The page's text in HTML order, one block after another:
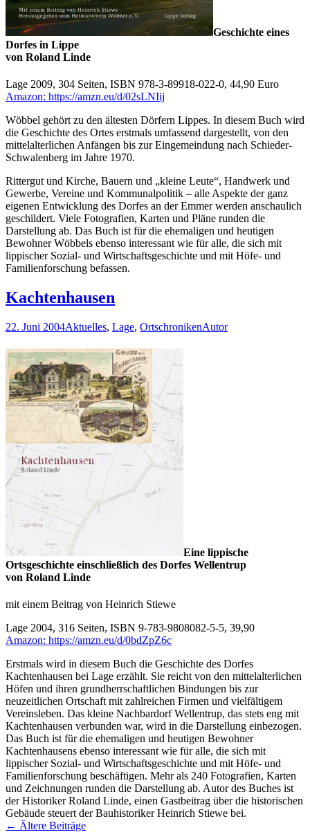
Geschichte eines
Dorfes in Lippe
von Roland Linde
Lage 2009, 304 Seiten, ISBN 978-3-89918-022-0, 44,90 Euro
Amazon: https://amzn.eu/d/02sLNIij
Wöbbel gehört zu den ältesten Dörfern Lippes. In diesem Buch wird
die Geschichte des Ortes erstmals umfassend dargestellt, von den
mittelalterlichen Anfängen bis zur Eingemeindung nach Schieder-
Schwalenberg im Jahre 1970.
Rittergut und Kirche, Bauern und „kleine Leute“, Handwerk und
Gewerbe, Vereine und Kommunalpolitik – alle Aspekte der ganz
eigenen Entwicklung des Dorfes an der Emmer werden anschaulich
geschildert. Viele Fotografien, Karten und Pläne runden die
Darstellung ab. Das Buch ist für die ehemaligen und heutigen
Bewohner Wöbbels ebenso interessant wie für alle, die sich mit
lippischer Sozial- und Wirtschaftsgeschichte und mit Höfe- und
Familienforschung befassen.
Kachtenhausen
22. Juni 2004Aktuelles, Lage, OrtschronikenAutor
Eine lippische
Ortsgeschichte einschließlich des Dorfes Wellentrup
von Roland Linde
mit einem Beitrag von Heinrich Stiewe
Lage 2004, 316 Seiten, ISBN 9-783-9808082-5-5, 39,90
Amazon: https://amzn.eu/d/0bdZpZ6c
Erstmals wird in diesem Buch die Geschichte des Dorfes
Kachtenhausen bei Lage erzählt. Sie reicht von den mittelalterlichen
Höfen und ihren grundherrschaftlichen Bindungen bis zur
neuzeitlichen Ortschaft mit zahlreichen Firmen und vielfältigem
Vereinsleben. Das kleine Nachbardorf Wellentrup, das stets eng mit
Kachtenhausen verbunden war, wird in die Darstellung einbezogen.
Das Buch ist für die ehemaligen und heutigen Bewohner
Kachtenhausens ebenso interessant wie für alle, die sich mit
lippischer Sozial- und Wirtschaftsgeschichte und mit Höfe- und
Familienforschung beschäftigen. Mehr als 240 Fotografien, Karten
und Zeichnungen runden die Darstellung ab. Autor des Buches ist
der Historiker Roland Linde, einen Gastbeitrag über die historischen
Gebäude steuert der Bauhistoriker Heinrich Stiewe bei.
Beitragsnavigation
← Ältere Beiträge